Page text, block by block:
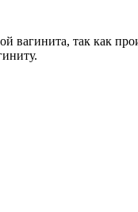
вагинита, так как